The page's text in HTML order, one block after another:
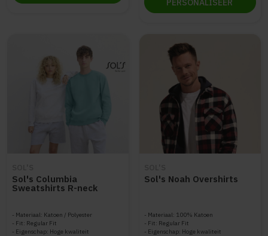
PERSONALISEER
Sol's Columbia
Sweatshirts R-neck
Materiaal: Katoen / Polyester
Fit: Regular Fit
Eigenschap: Hoge kwaliteit
Sol's Noah Overshirts
Materiaal: 100% Katoen
Fit: Regular Fit
Eigenschap: Hoge kwaliteit